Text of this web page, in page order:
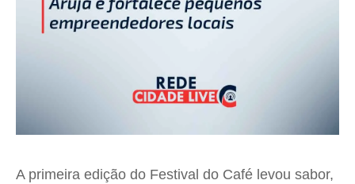
A primeira edição do Festival do Café levou sabor,